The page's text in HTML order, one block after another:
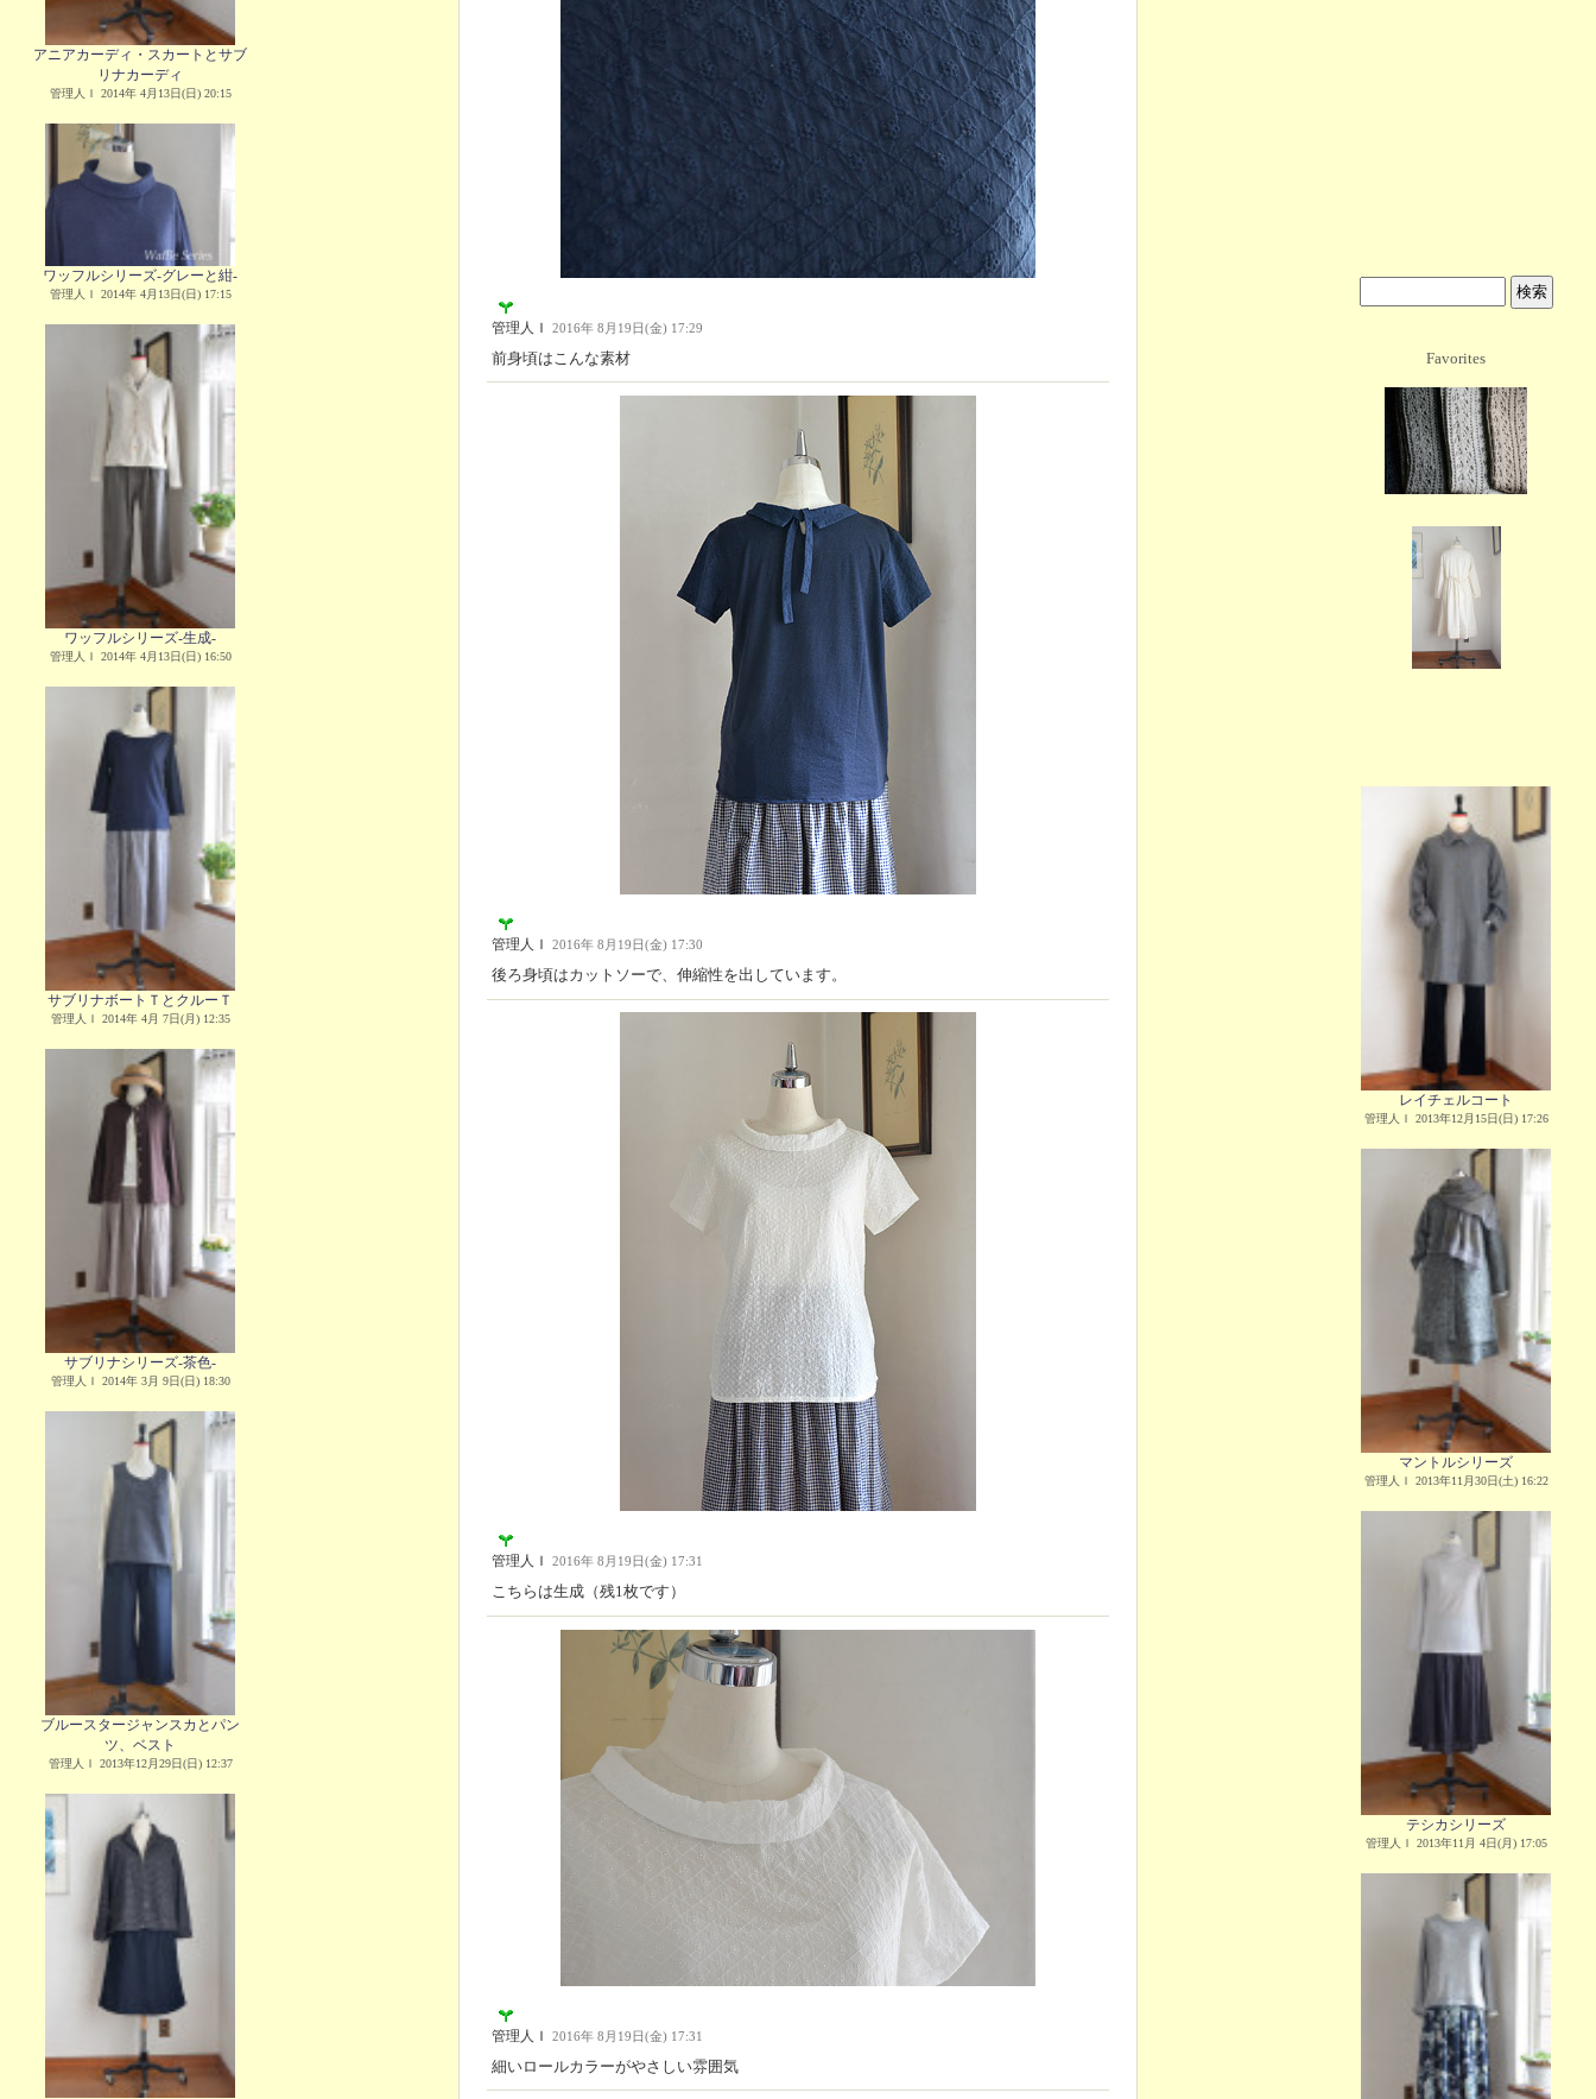
アニアカーディ・スカートとサブ
リナカーディ
管理人Ｉ 2014年 4月13日(日) 20:15
ワッフルシリーズ-グレーと紺-
管理人Ｉ 2014年 4月13日(日) 17:15
ワッフルシリーズ-生成-
管理人Ｉ 2014年 4月13日(日) 16:50
サブリナボートＴとクルーＴ
管理人Ｉ 2014年 4月 7日(月) 12:35
サブリナシリーズ-茶色-
管理人Ｉ 2014年 3月 9日(日) 18:30
ブルースタージャンスカとパン
ツ、ベスト
管理人Ｉ 2013年12月29日(日) 12:37
管理人Ｉ 2016年 8月19日(金) 17:29
前身頃はこんな素材
管理人Ｉ 2016年 8月19日(金) 17:30
後ろ身頃はカットソーで、伸縮性を出しています。
管理人Ｉ 2016年 8月19日(金) 17:31
こちらは生成（残1枚です）
管理人Ｉ 2016年 8月19日(金) 17:31
細いロールカラーがやさしい雰囲気
Favorites
レイチェルコート
管理人Ｉ 2013年12月15日(日) 17:26
マントルシリーズ
管理人Ｉ 2013年11月30日(土) 16:22
テシカシリーズ
管理人Ｉ 2013年11月 4日(月) 17:05